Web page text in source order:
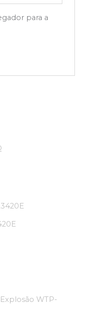
para a
WTP-